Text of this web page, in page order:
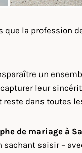
que la profession
un
leur
dans toutes
de mariage à
saisir –